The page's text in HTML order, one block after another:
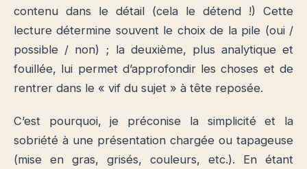
contenu dans le détail (cela le détend !) Cette
lecture détermine souvent le choix de la pile (oui /
possible / non) ; la deuxième, plus analytique et
fouillée, lui permet d’approfondir les choses et de
rentrer dans le « vif du sujet » à tête reposée.
C’est pourquoi, je préconise la simplicité et la
sobriété à une présentation chargée ou tapageuse
(mise en gras, grisés, couleurs, etc.). En étant